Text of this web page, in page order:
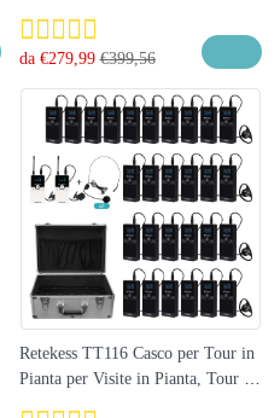
Immersivi, Meditazione e
Breathwork
da €279,99 €399,56
Retekess TT116 Casco per Tour in
Pianta per Visite in Pianta, Tour di